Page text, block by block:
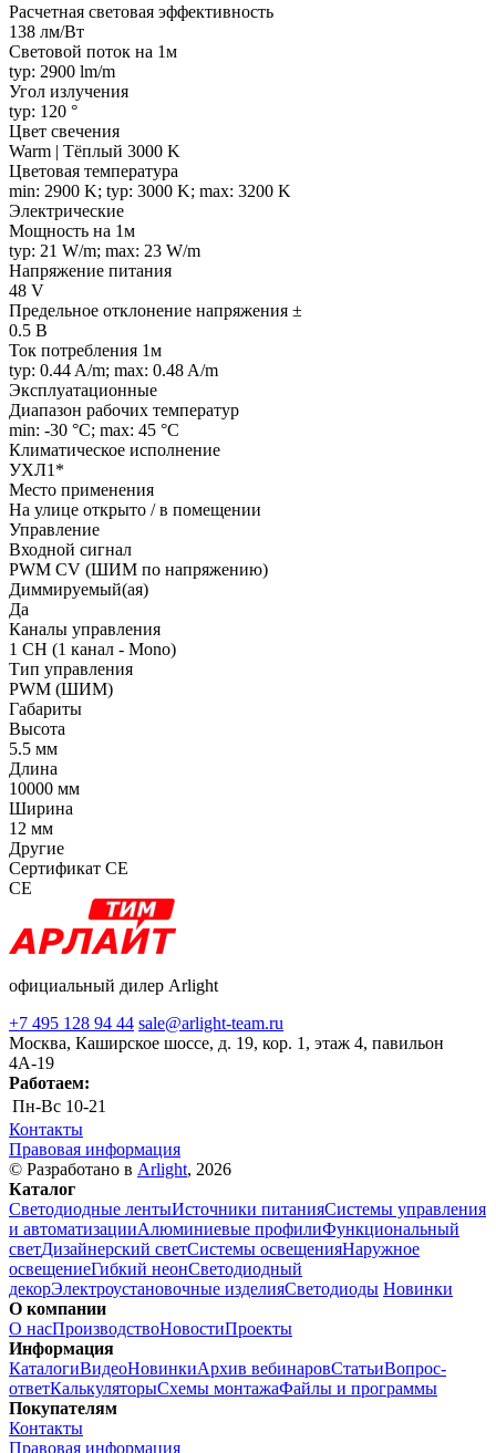
Расчетная световая эффективность
138 лм/Вт
Световой поток на 1м
typ: 2900 lm/m
Угол излучения
typ: 120 °
Цвет свечения
Warm | Тёплый 3000 K
Цветовая температура
min: 2900 K; typ: 3000 K; max: 3200 K
Электрические
Мощность на 1м
typ: 21 W/m; max: 23 W/m
Напряжение питания
48 V
Предельное отклонение напряжения ±
0.5 В
Ток потребления 1м
typ: 0.44 A/m; max: 0.48 A/m
Эксплуатационные
Диапазон рабочих температур
min: -30 °C; max: 45 °C
Климатическое исполнение
УХЛ1*
Место применения
На улице открыто / в помещении
Управление
Входной сигнал
PWM СV (ШИМ по напряжению)
Диммируемый(ая)
Да
Каналы управления
1 CH (1 канал - Mono)
Тип управления
PWM (ШИМ)
Габариты
Высота
5.5 мм
Длина
10000 мм
Ширина
12 мм
Другие
Сертификат CE
CE
официальный дилер Arlight
+7 495 128 94 44 sale@arlight-team.ru
Москва, Каширское шоссе, д. 19, кор. 1, этаж 4, павильон
4А-19
Работаем:
Пн-Вс 10-21
Контакты
Правовая информация
© Разработано в Arlight, 2026
Каталог
Светодиодные лентыИсточники питанияСистемы управления
и автоматизацииАлюминиевые профилиФункциональный
светДизайнерский светСистемы освещенияНаружное
освещениеГибкий неонСветодиодный
декорЭлектроустановочные изделияСветодиоды Новинки
О компании
О насПроизводствоНовостиПроекты
Информация
КаталогиВидеоНовинкиАрхив вебинаровСтатьиВопрос-
ответКалькуляторыСхемы монтажаФайлы и программы
Покупателям
Контакты
Правовая информация